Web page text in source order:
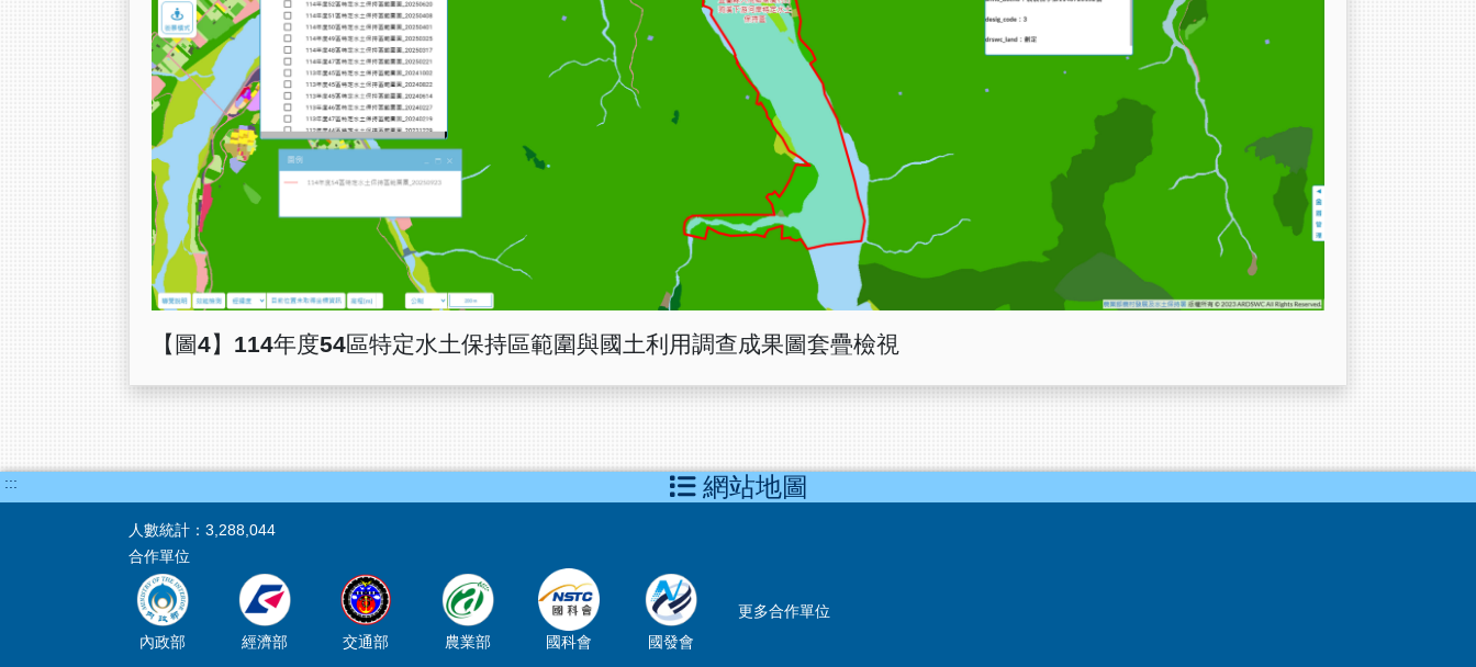
【圖4】114年度54區特定水土保持區範圍與國土利用調查成果圖套疊檢視
::: 網站地圖
人數統計： 3,288,044
合作單位
內政部 經濟部 交通部 農業部 國科會 國發會
更多合作單位